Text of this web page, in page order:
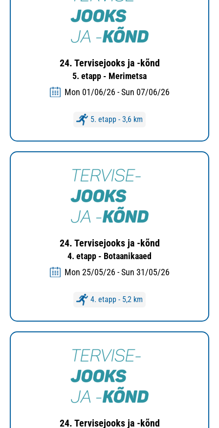
24. Tervisejooks ja -kõnd
5. etapp - Merimetsa
Mon 01/06/26 - Sun 07/06/26
5. etapp - 3,6 km
24. Tervisejooks ja -kõnd
4. etapp - Botaanikaaed
Mon 25/05/26 - Sun 31/05/26
4. etapp - 5,2 km
24. Tervisejooks ja -kõnd